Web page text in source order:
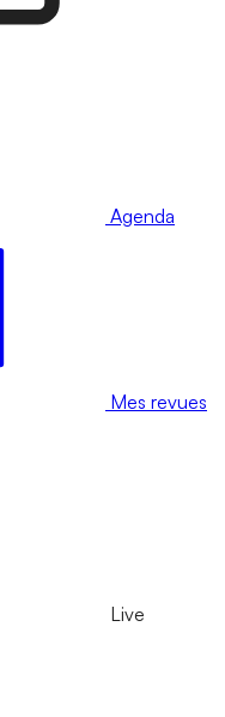
Agenda
Mes revues
Live